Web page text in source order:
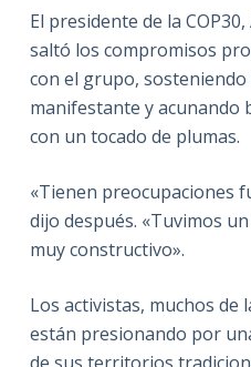
El presidente de la
saltó los compromisos
con el grupo, sosteniendo
manifestante y acunando
con un tocado de plumas.
«Tienen preocupaciones
dijo después. «Tuvimos
muy constructivo».
Los activistas, muchos
están presionando por